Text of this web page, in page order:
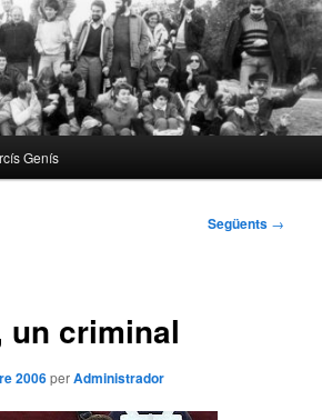
Genís
Següents →
un criminal
2006perAdministrador